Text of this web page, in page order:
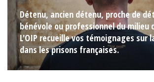
Détenu, ancien détenu, proche de
bénévole ou professionnel du milieu
L'OIP recueille vos témoignages sur
dans les prisons françaises.